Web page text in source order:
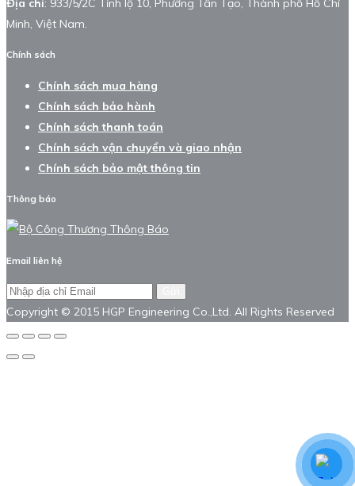
Địa chỉ: 933/5/2C Tỉnh lộ 10, Phường Tân Tạo, Thành phố Hồ Chí
Minh, Việt Nam.
Chính sách
Chính sách mua hàng
Chính sách bảo hành
Chính sách thanh toán
Chính sách vận chuyển và giao nhận
Chính sách bảo mật thông tin
Thông báo
Email liên hệ
Copyright © 2015 HGP Engineering Co.,Ltd. All Rights Reserved